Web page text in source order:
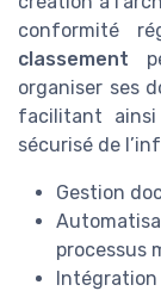
conformité
classement
organiser ses
facilitant
sécurisé de
Gestion
processus
Intégration